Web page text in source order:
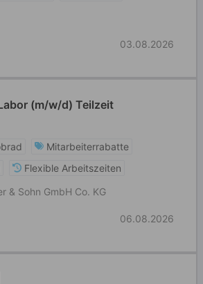
03.08.2026
(m/w/d) Teilzeit
Mitarbeiterrabatte
Flexible Arbeitszeiten
& Sohn GmbH Co. KG
06.08.2026